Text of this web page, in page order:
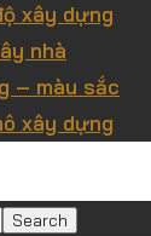
xây dựng
nhà
– màu sắc
xây dựng